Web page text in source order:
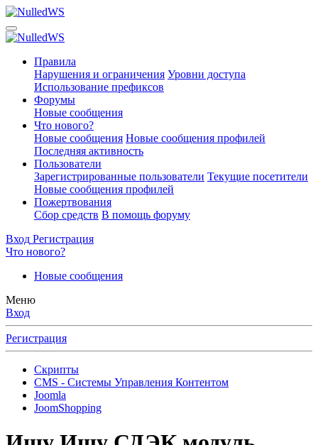
Правила
Нарушения и ограничения Уровни доступа
Использование префиксов
Форумы
Новые сообщения
Что нового?
Новые сообщения Новые сообщения профилей
Последняя активность
Пользователи
Зарегистрированные пользователи Текущие посетители
Новые сообщения профилей
Пожертвования
Сбор средств В помощь форуму
Вход Регистрация
Что нового?
Новые сообщения
Меню
Вход
Регистрация
Скрипты
CMS - Системы Управления Контентом
Joomla
JoomShopping